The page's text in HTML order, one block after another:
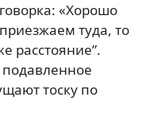
«Хорошо
туда, то
расстояние”.
подавленное
тоску по